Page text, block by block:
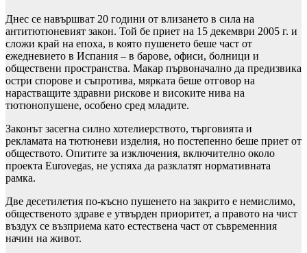
Днес се навършват 20 години от влизането в сила на
антитютюневият закон. Той бе приет на 15 декември 2005 г. и
сложи край на епоха, в която пушенето беше част от
ежедневието в Испания – в барове, офиси, болници и
обществени пространства. Макар първоначално да предизвика
остри спорове и съпротива, мярката беше отговор на
нарастващите здравни рискове и високите нива на
тютюнопушене, особено сред младите.
Законът засегна силно хотелиерството, търговията и
рекламата на тютюневи изделия, но постепенно беше приет от
обществото. Опитите за изключения, включително около
проекта Eurovegas, не успяха да разклатят нормативната
рамка.
Две десетилетия по-късно пушенето на закрито е немислимо,
общественото здраве е утвърден приоритет, а правото на чист
въздух се възприема като естествена част от съвременния
начин на живот.